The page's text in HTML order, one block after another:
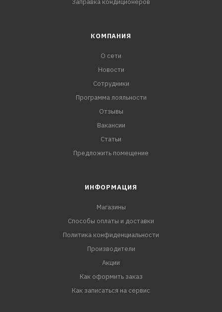
Заправка кондиционеров
КОМПАНИЯ
О сети
Новости
Сотрудники
Программа лояльности
Отзывы
Вакансии
Статьи
Предложить помещение
ИНФОРМАЦИЯ
Магазины
Способы оплаты и доставки
Политика конфиденциальности
Производители
Акции
Как оформить заказ
Как записаться на сервис